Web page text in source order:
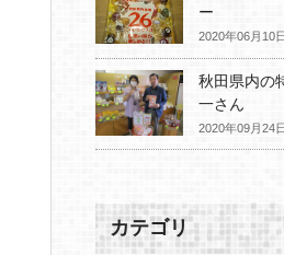
ー
2020年06月10日
秋田県内の
一さん
2020年09月24日
カテゴリ